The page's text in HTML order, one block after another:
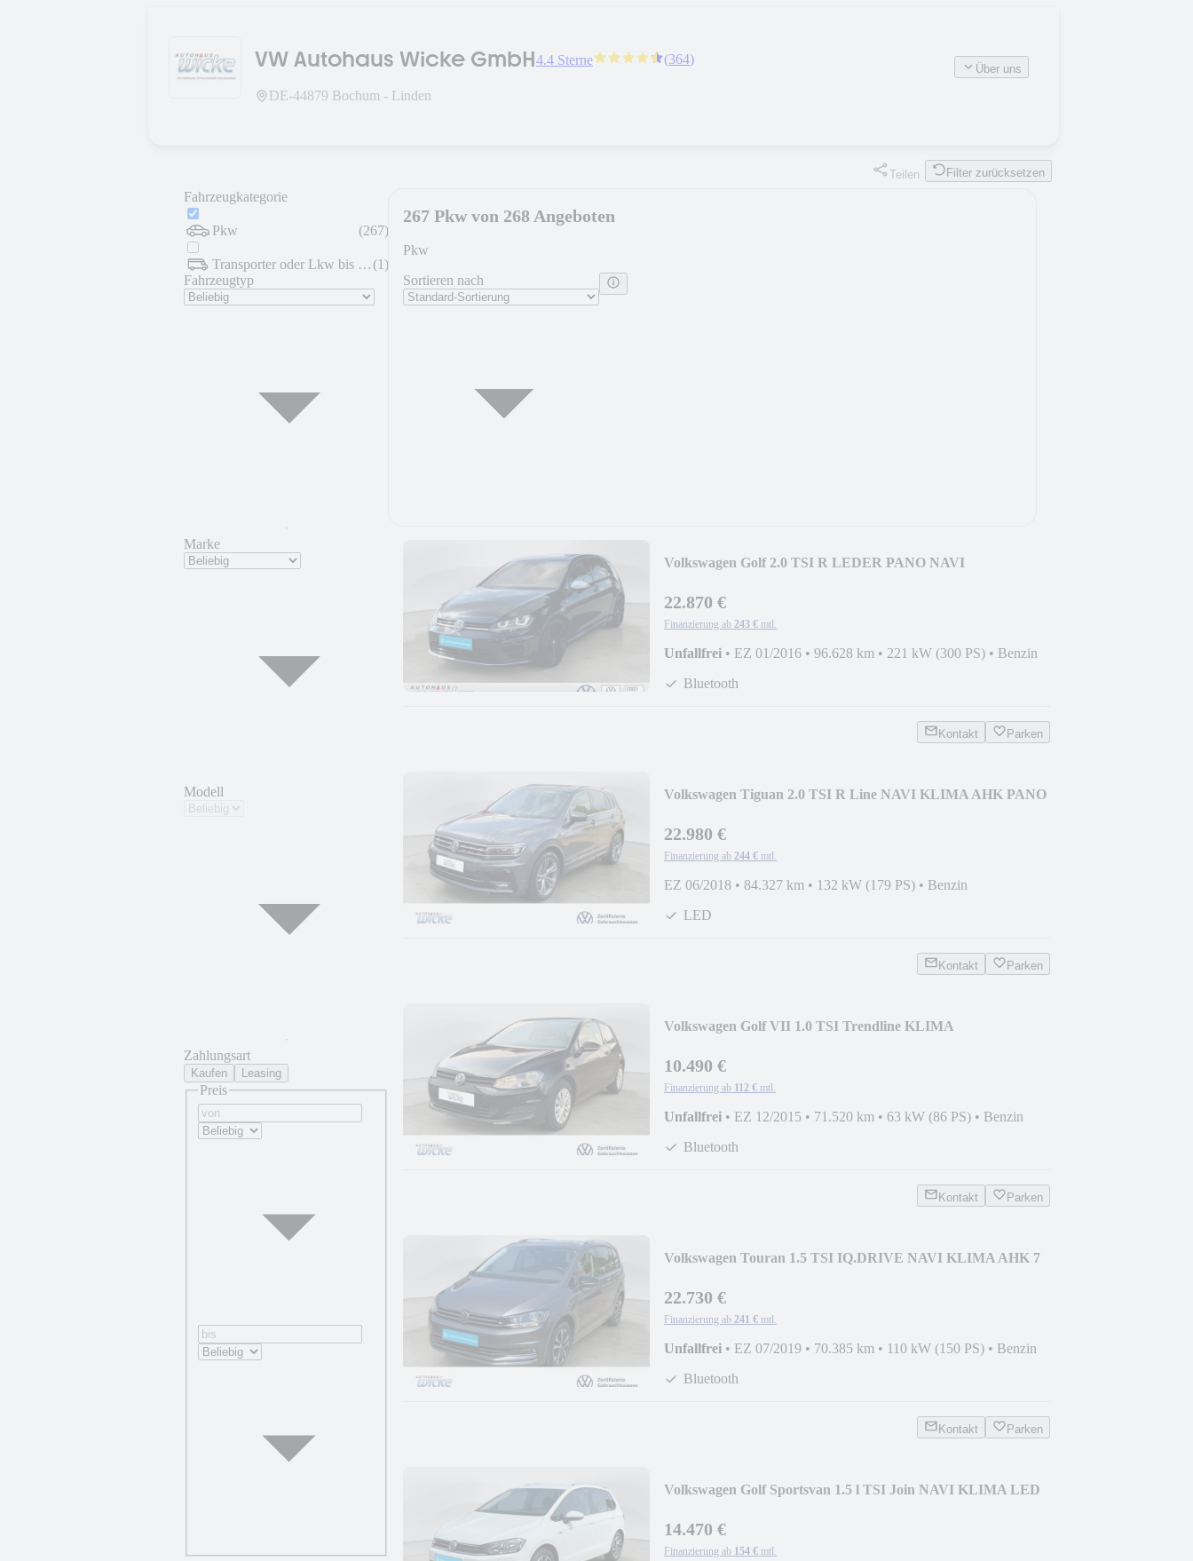
VW Autohaus Wicke GmbH4.4 Sterne (364)
DE-44879 Bochum - Linden
Über uns
Teilen Filter zurücksetzen
Fahrzeugkategorie
Pkw (267)
Transporter oder Lkw bis 7,5 t (1)
Fahrzeugtyp
Marke
Modell
Zahlungsart
Kaufen Leasing
Preis
267 Pkw von 268 Angeboten
Pkw
Sortieren nach
Volkswagen Golf 2.0 TSI R LEDER PANO NAVI
22.870 €
Finanzierung ab 243 € mtl.
Unfallfrei • EZ 01/2016 • 96.628 km • 221 kW (300 PS) • Benzin
Bluetooth
Kontakt Parken
Volkswagen Tiguan 2.0 TSI R Line NAVI KLIMA AHK PANO
22.980 €
Finanzierung ab 244 € mtl.
EZ 06/2018 • 84.327 km • 132 kW (179 PS) • Benzin
LED
Kontakt Parken
Volkswagen Golf VII 1.0 TSI Trendline KLIMA
10.490 €
Finanzierung ab 112 € mtl.
Unfallfrei • EZ 12/2015 • 71.520 km • 63 kW (86 PS) • Benzin
Bluetooth
Kontakt Parken
Volkswagen Touran 1.5 TSI IQ.DRIVE NAVI KLIMA AHK 7
22.730 €
Finanzierung ab 241 € mtl.
Unfallfrei • EZ 07/2019 • 70.385 km • 110 kW (150 PS) • Benzin
Bluetooth
Kontakt Parken
Volkswagen Golf Sportsvan 1.5 l TSI Join NAVI KLIMA LED
14.470 €
Finanzierung ab 154 € mtl.